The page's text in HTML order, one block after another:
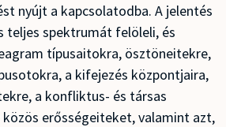
nyújt a kapcsolatodba. A jelentés
teljes spektrumát felöleli, és
típusaitokra, ösztöneitekre,
a kifejezés központjaira,
a konfliktus- és társas
erősségeiteket, valamint azt,